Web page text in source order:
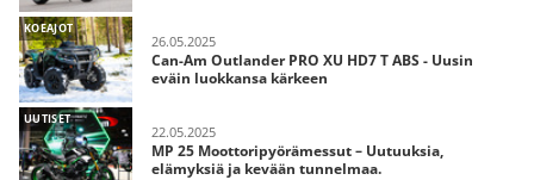
KOEAJOT
26.05.2025
Can-Am Outlander PRO XU HD7 T ABS - Uusin
eväin luokkansa kärkeen
UUTISET
22.05.2025
MP 25 Moottoripyörämessut – Uutuuksia,
elämyksiä ja kevään tunnelmaa.